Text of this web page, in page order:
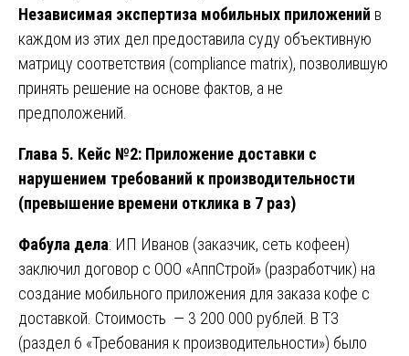
Независимая экспертиза мобильных приложений в
каждом из этих дел предоставила суду объективную
матрицу соответствия (compliance matrix), позволившую
принять решение на основе фактов, а не
предположений.
Глава 5. Кейс №2: Приложение доставки с
нарушением требований к производительности
(превышение времени отклика в 7 раз)
Фабула дела: ИП Иванов (заказчик, сеть кофеен)
заключил договор с ООО «АппСтрой» (разработчик) на
создание мобильного приложения для заказа кофе с
доставкой. Стоимость — 3 200 000 рублей. В ТЗ
(раздел 6 «Требования к производительности») было